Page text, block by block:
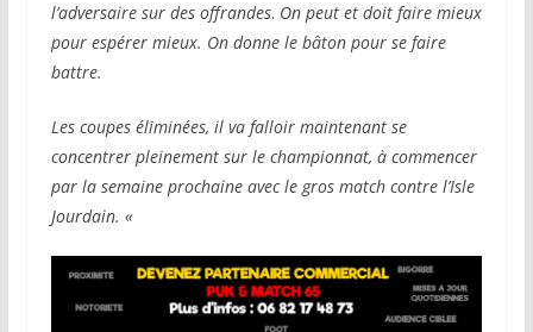
l’adversaire sur des offrandes. On peut et doit faire mieux
pour espérer mieux. On donne le bâton pour se faire
battre.
Les coupes éliminées, il va falloir maintenant se
concentrer pleinement sur le championnat, à commencer
par la semaine prochaine avec le gros match contre l’Isle
Jourdain. «